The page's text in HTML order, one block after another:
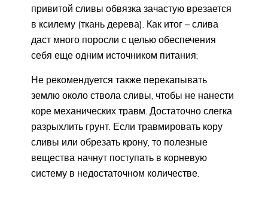
привитой сливы обвязка зачастую врезается
в ксилему (ткань дерева). Как итог – слива
даст много поросли с целью обеспечения
себя еще одним источником питания;
Не рекомендуется также перекапывать
землю около ствола сливы, чтобы не нанести
коре механических травм. Достаточно слегка
разрыхлить грунт. Если травмировать кору
сливы или обрезать крону, то полезные
вещества начнут поступать в корневую
систему в недостаточном количестве.